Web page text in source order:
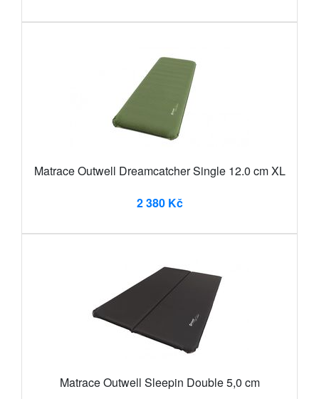
Matrace Outwell Dreamcatcher Single 12.0 cm XL
2 380 Kč
Matrace Outwell Sleepin Double 5,0 cm